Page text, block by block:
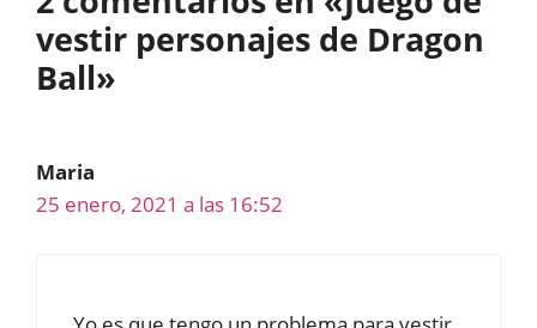
vestir personajes de Dragon
Ball»
Maria
25 enero, 2021 a las 16:52